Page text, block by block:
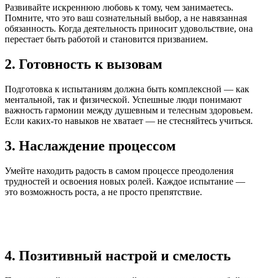
Развивайте искреннюю любовь к тому, чем занимаетесь.
Помните, что это ваш сознательный выбор, а не навязанная
обязанность. Когда деятельность приносит удовольствие, она
перестает быть работой и становится призванием.
2. Готовность к вызовам
Подготовка к испытаниям должна быть комплексной — как
ментальной, так и физической. Успешные люди понимают
важность гармонии между душевным и телесным здоровьем.
Если каких-то навыков не хватает — не стесняйтесь учиться.
3. Наслаждение процессом
Умейте находить радость в самом процессе преодоления
трудностей и освоения новых ролей. Каждое испытание —
это возможность роста, а не просто препятствие.
4. Позитивный настрой и смелость